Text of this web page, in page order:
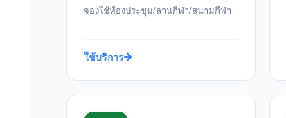
จองใช้ห้องประชุม/ลานกีฬา/สนามกีฬา
ใช้บริการ